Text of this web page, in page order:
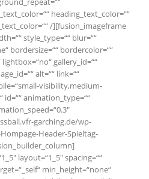
heading_text_color=““
/][fusion_imageframe
style_type=““ blur=““
bordersize=““ bordercolor=““
gallery_id=““
alt=““ link=““
visibility,medium-
id=““ animation_type=““
garching.de/wp-
Header-Spieltag-
layout=“1_5″ spacing=““
min_height=“none“